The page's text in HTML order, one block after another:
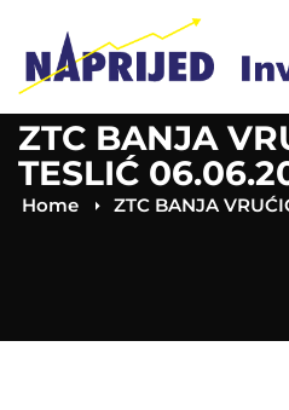
ZTC BANJA
TESLIĆ
Home ZTC BANJA